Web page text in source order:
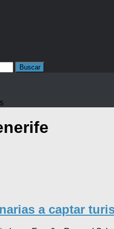
a captar